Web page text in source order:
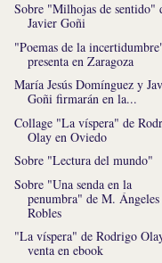
Sobre "Milhojas de sentido"
Javier Goñi
"Poemas de la
presenta en Zaragoza
María Jesús Domínguez y
Goñi firmarán en la...
Collage "La víspera" de
Olay en Oviedo
Sobre "Lectura del mundo"
Sobre "Una senda en la
penumbra" de M. Ángeles
Robles
"La víspera" de Rodrigo
venta en ebook